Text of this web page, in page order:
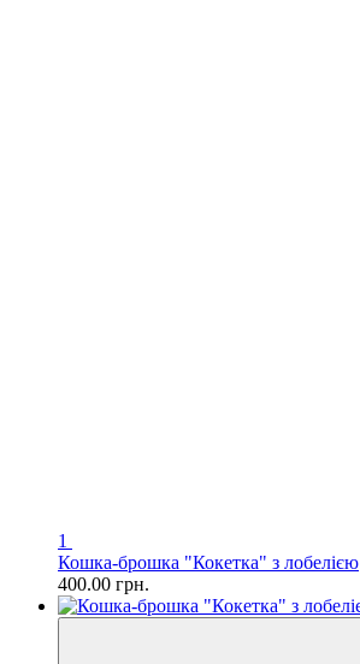
1
Кошка-брошка "Кокетка" з лобелією
400.00 грн.